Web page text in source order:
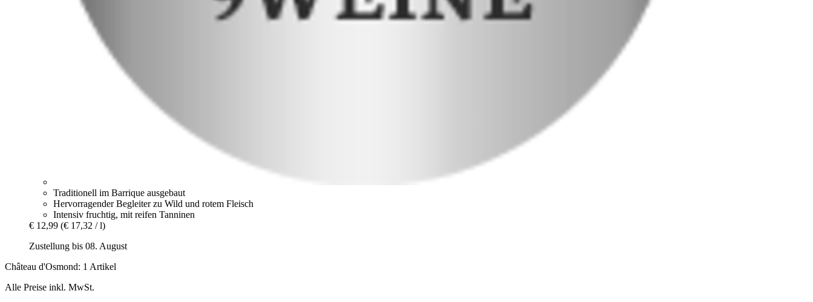
Traditionell im Barrique ausgebaut
Hervorragender Begleiter zu Wild und rotem Fleisch
Intensiv fruchtig, mit reifen Tanninen
€ 12,99 (€ 17,32 / l)
Zustellung bis 08. August
Château d'Osmond: 1 Artikel
Alle Preise inkl. MwSt.